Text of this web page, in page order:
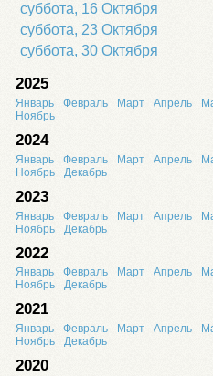
суббота, 16 Октября
суббота, 23 Октября
суббота, 30 Октября
2025
Январь Февраль Март Апрель
Ноябрь
2024
Январь Февраль Март Апрель
Ноябрь
Декабрь
2023
Январь Февраль Март Апрель
Ноябрь
Декабрь
2022
Январь Февраль Март Апрель
Ноябрь
Декабрь
2021
Январь Февраль Март Апрель
Ноябрь
Декабрь
2020